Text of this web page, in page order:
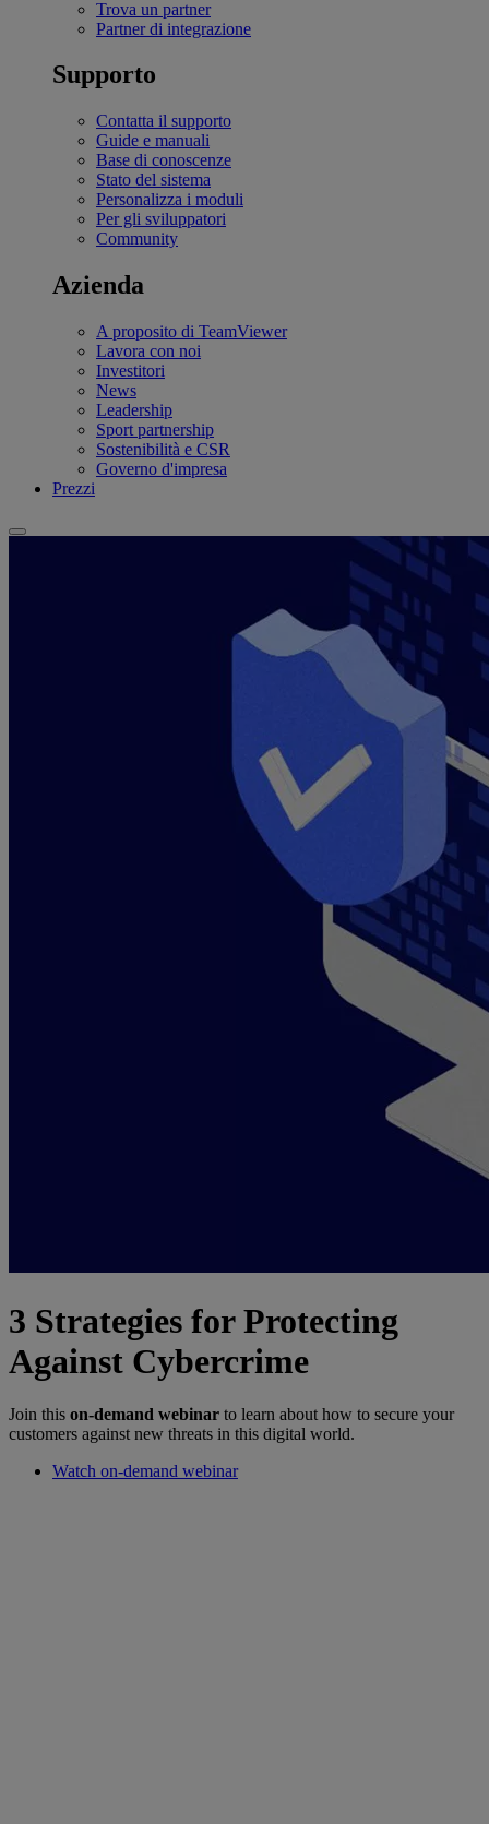
Trova un partner
Partner di integrazione
Supporto
Contatta il supporto
Guide e manuali
Base di conoscenze
Stato del sistema
Personalizza i moduli
Per gli sviluppatori
Community
Azienda
A proposito di TeamViewer
Lavora con noi
Investitori
News
Leadership
Sport partnership
Sostenibilità e CSR
Governo d'impresa
Prezzi
3 Strategies for Protecting
Against Cybercrime
Join this on-demand webinar to learn about how to secure your
customers against new threats in this digital world.
Watch on-demand webinar